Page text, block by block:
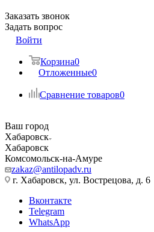
Заказать звонок
Задать вопрос
Войти
Корзина0
Отложенные0
Сравнение товаров0
Ваш город
Хабаровск
Хабаровск
Комсомольск-на-Амуре
zakaz@antilopadv.ru
г. Хабаровск, ул. Вострецова, д. 6
Вконтакте
Telegram
WhatsApp